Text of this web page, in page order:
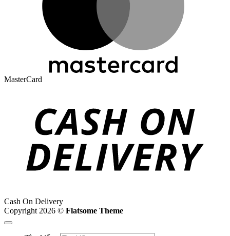
MasterCard
Cash On Delivery
Copyright 2026 © Flatsome Theme